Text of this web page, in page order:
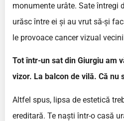
monumente urâte. Sate întregi
urăsc între ei și au vrut să-și
le provoace cancer vizual
Tot într-un sat din Giurgiu am
vizor. La balcon de vilă. Că nu
Altfel spus, lipsa de estetică
ereditară. Te naști într-o casă